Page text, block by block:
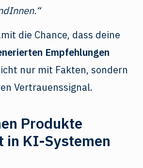
die Chance, dass deine
Empfehlungen
nur mit Fakten, sondern
Vertrauenssignal.
Produkte
in KI-Systemen